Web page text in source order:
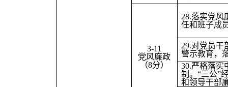
3-11
党风廉政
（8分）
28.落实党风
任和班子成
29.对党员干
警示教育，
30.严格落实
制。“三公”
和领导干部